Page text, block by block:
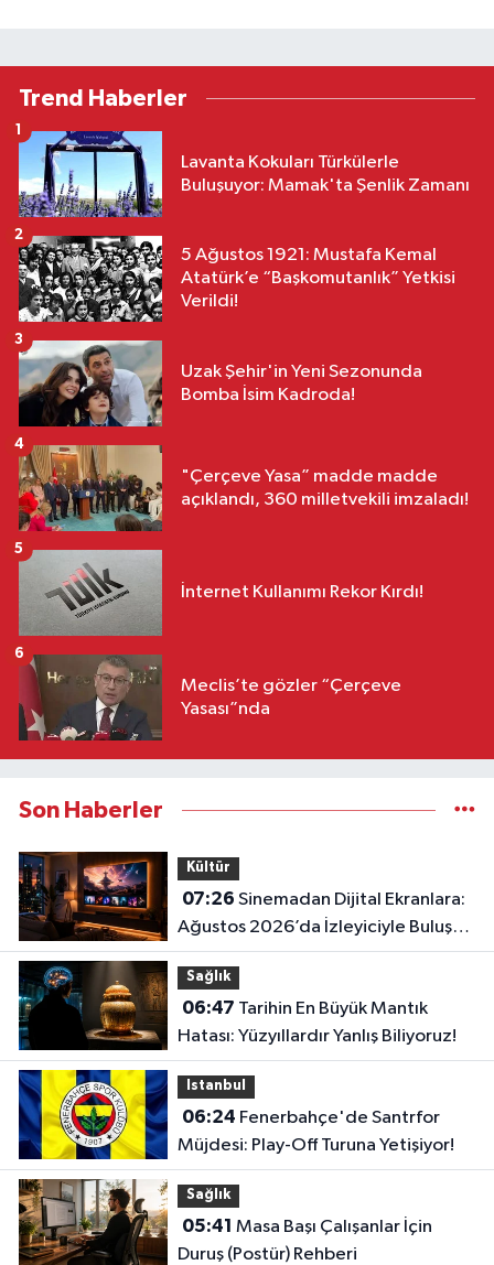
Trend Haberler
Lavanta Kokuları Türkülerle
Buluşuyor: Mamak'ta Şenlik Zamanı
1
5 Ağustos 1921: Mustafa Kemal
Atatürk’e “Başkomutanlık” Yetkisi
Verildi!
2
Uzak Şehir'in Yeni Sezonunda
Bomba İsim Kadroda!
3
"Çerçeve Yasa” madde madde
açıklandı, 360 milletvekili imzaladı!
4
İnternet Kullanımı Rekor Kırdı!
5
Meclis’te gözler “Çerçeve
Yasası”nda
6
Son Haberler
Kültür
07:26
Ağustos 2026’da İzleyiciyle Buluşan
En İddialı Yapımlar
Sağlık
06:47
Hatası: Yüzyıllardır Yanlış Biliyoruz!
Istanbul
06:24
Müjdesi: Play-Off Turuna Yetişiyor!
Sağlık
05:41
Duruş (Postür) Rehberi